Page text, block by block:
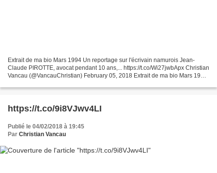
Extrait de ma bio Mars 1994 Un reportage sur l'écrivain namurois Jean-
Claude PIROTTE, avocat pendant 10 ans,... https://t.co/Wi27jwbApx Christian
Vancau (@VancauChristian) February 05, 2018 Extrait de ma bio Mars 1994
https://t.co/9i8VJwv4LI
Publié le 04/02/2018 à 19:45
Par Christian Vancau